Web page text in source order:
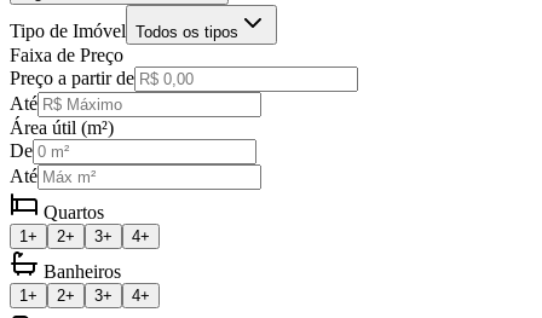
Tipo de Imóvel Todos os tipos
Faixa de Preço
Preço a partir de
Até
Área útil (m²)
De
Até
Quartos
1+ 2+ 3+ 4+
Banheiros
1+ 2+ 3+ 4+